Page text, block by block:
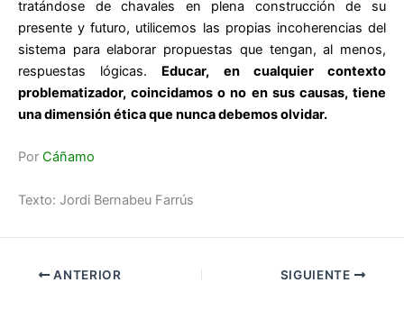
tratándose de chavales en plena construcción de su
presente y futuro, utilicemos las propias incoherencias del
sistema para elaborar propuestas que tengan, al menos,
respuestas lógicas. Educar, en cualquier contexto
problematizador, coincidamos o no en sus causas, tiene
una dimensión ética que nunca debemos olvidar.
Por Cáñamo
Texto: Jordi Bernabeu Farrús
ANTERIOR SIGUIENTE